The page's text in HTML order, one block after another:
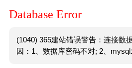
Database Error
(1040) 365建站错误警告：连接数
因：1、数据库密码不对; 2、mysql